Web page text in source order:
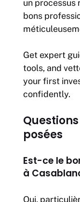
un processus
bons
Get expert
tools, and
your first
confidently.
posées
Est-ce le
à
Oui,